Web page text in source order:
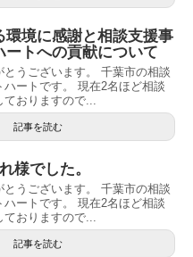
環境に感謝と相談支援事
ートへの貢献について
とうございます。 千葉市の相談
ートです。 現在2名ほど相談
おりますので...
記事を読む
様でした。
とうございます。 千葉市の相談
ートです。 現在2名ほど相談
おりますので...
記事を読む